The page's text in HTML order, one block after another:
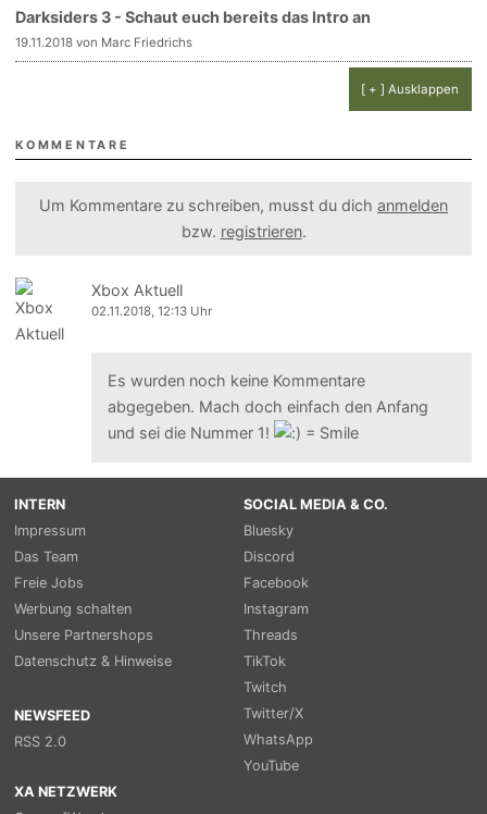
Darksiders 3 - Schaut euch bereits das Intro an
19.11.2018 von Marc Friedrichs
[ + ] Ausklappen
KOMMENTARE
Um Kommentare zu schreiben, musst du dich anmelden
bzw. registrieren.
Xbox Aktuell
02.11.2018, 12:13 Uhr
Es wurden noch keine Kommentare
abgegeben. Mach doch einfach den Anfang
und sei die Nummer 1!
INTERN
Impressum
Das Team
Freie Jobs
Werbung schalten
Unsere Partnershops
Datenschutz & Hinweise
NEWSFEED
RSS 2.0
SOCIAL MEDIA & CO.
Bluesky
Discord
Facebook
Instagram
Threads
TikTok
Twitch
Twitter/X
WhatsApp
YouTube
XA NETZWERK